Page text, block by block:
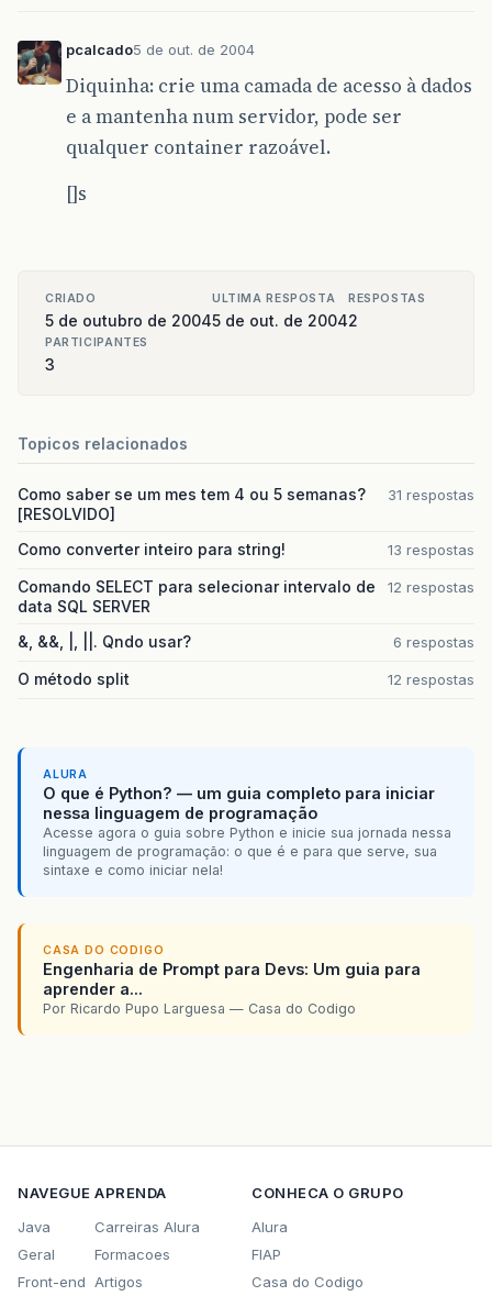
pcalcado5 de out. de 2004
Diquinha: crie uma camada de acesso à dados
e a mantenha num servidor, pode ser
qualquer container razoável.
[]s
CRIADO
5 de outubro de 2004
ULTIMA RESPOSTA
5 de out. de 2004
RESPOSTAS
2
PARTICIPANTES
3
Topicos relacionados
Como saber se um mes tem 4 ou 5 semanas?
[RESOLVIDO]
31 respostas
Como converter inteiro para string! 13 respostas
Comando SELECT para selecionar intervalo de
data SQL SERVER
12 respostas
&, &&, |, ||. Qndo usar? 6 respostas
O método split 12 respostas
ALURA
O que é Python? — um guia completo para iniciar
nessa linguagem de programação
Acesse agora o guia sobre Python e inicie sua jornada nessa
linguagem de programação: o que é e para que serve, sua
sintaxe e como iniciar nela!
CASA DO CODIGO
Engenharia de Prompt para Devs: Um guia para
aprender a...
Por Ricardo Pupo Larguesa — Casa do Codigo
NAVEGUE
Java
Geral
Front-end
APRENDA
Carreiras Alura
Formacoes
Artigos
CONHECA O GRUPO
Alura
FIAP
Casa do Codigo